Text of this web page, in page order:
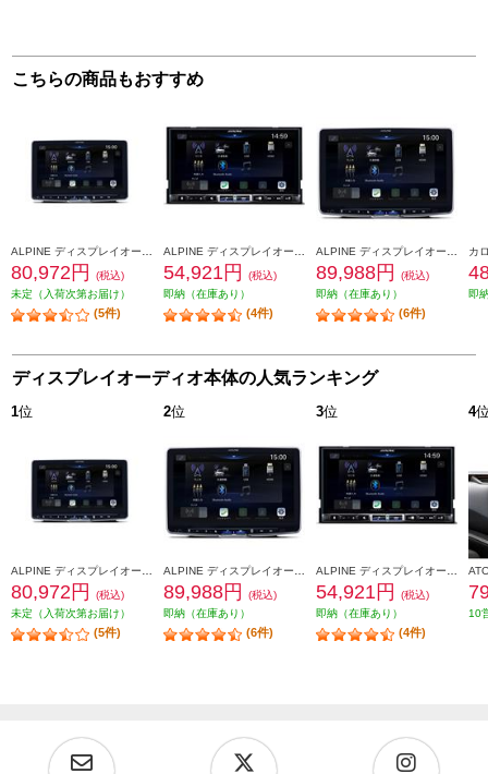
こちらの商品もおすすめ
80,972円
(税込)
未定（入荷次第お届け）
(5件)
54,921円
(税込)
即納（在庫あり）
(4件)
89,988円
(税込)
即納（在庫あり）
(6件)
即
ディスプレイオーディオ本体の人気ランキング
1位
80,972円
(税込)
未定（入荷次第お届け）
(5件)
2位
89,988円
(税込)
即納（在庫あり）
(6件)
3位
54,921円
(税込)
即納（在庫あり）
(4件)
4
10